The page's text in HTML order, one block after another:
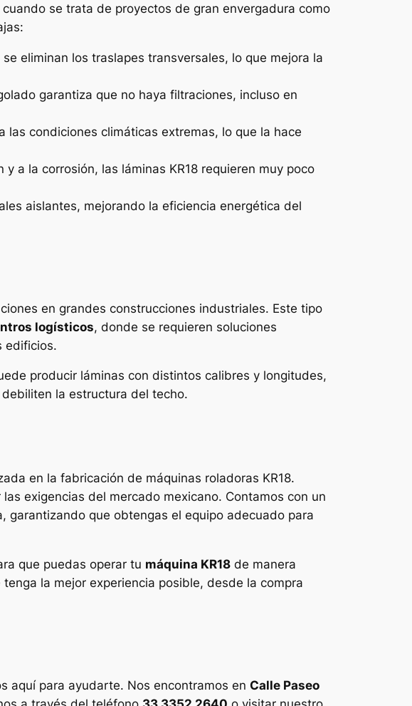
se trata de proyectos de gran envergadura como
eliminan los traslapes transversales, lo que mejora la
garantiza que no haya filtraciones, incluso en
las condiciones climáticas extremas, lo que la hace
a la corrosión, las láminas KR18 requieren muy poco
aislantes, mejorando la eficiencia energética del
en grandes construcciones industriales. Este tipo
logísticos, donde se requieren soluciones
edificios.
producir láminas con distintos calibres y longitudes,
la estructura del techo.
en la fabricación de máquinas roladoras KR18.
exigencias del mercado mexicano. Contamos con un
garantizando que obtengas el equipo adecuado para
que puedas operar tu máquina KR18 de manera
la mejor experiencia posible, desde la compra
aquí para ayudarte. Nos encontramos en Calle Paseo